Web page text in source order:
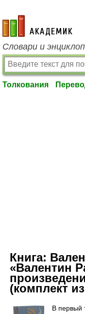
academic.ru
Словари и
Толкования
Книга:
«Валентин
(комплект
В первый